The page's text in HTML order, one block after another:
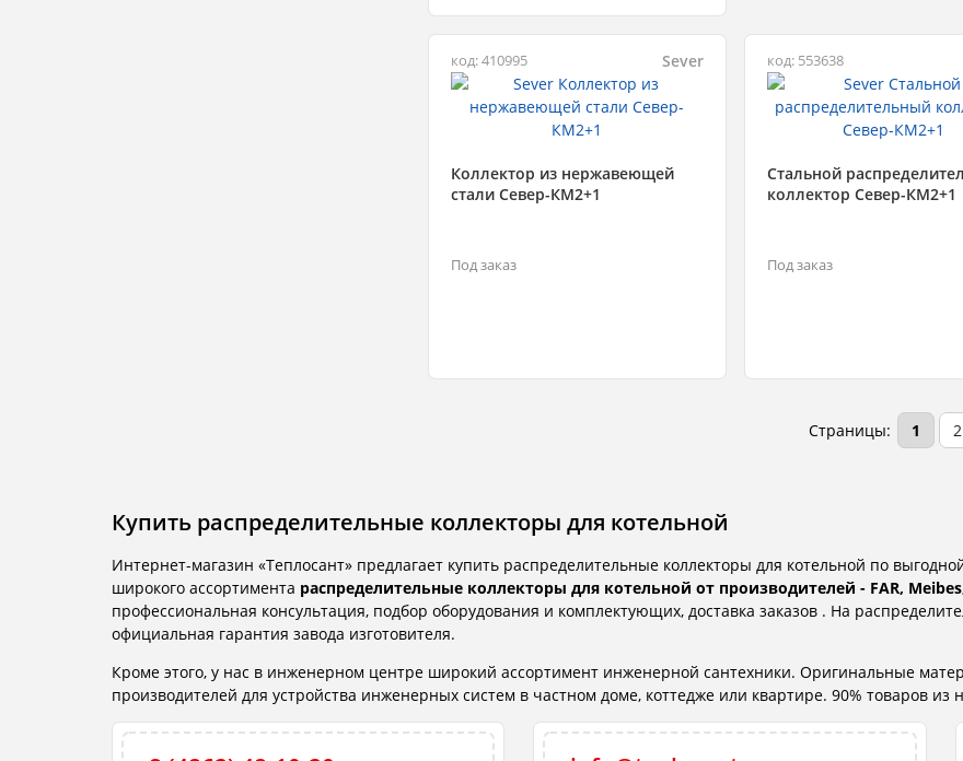
код: 410995 Sever
Коллектор из нержавеющей
стали Север-КМ2+1
Под заказ
код: 553638
Стальной
коллектор Север-КМ2+1
Под заказ
Страницы: 1 2
Купить распределительные коллекторы для котельной
Интернет-магазин «Теплосант» предлагает купить распределительные коллекторы для котельной по
широкого ассортимента распределительные коллекторы для котельной от производителей - FAR,
профессиональная консультация, подбор оборудования и комплектующих, доставка заказов . На
официальная гарантия завода изготовителя.
Кроме этого, у нас в инженерном центре широкий ассортимент инженерной сантехники. Оригинальные
производителей для устройства инженерных систем в частном доме, коттедже или квартире. 90% товаров из